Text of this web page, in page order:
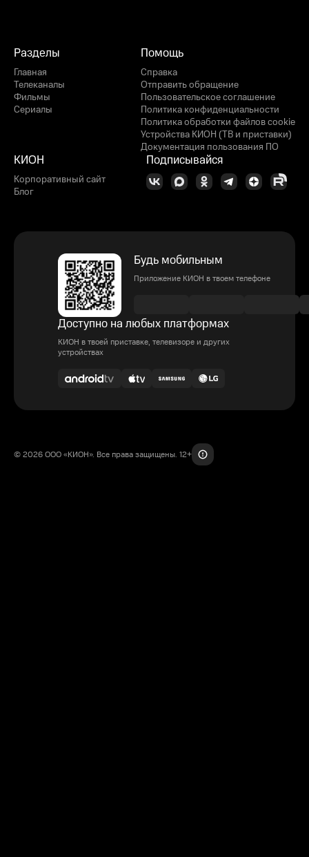
Разделы
Главная
Телеканалы
Фильмы
Сериалы
Помощь
Справка
Отправить обращение
Пользовательское соглашение
Политика конфиденциальности
Политика обработки файлов cookie
Устройства КИОН (ТВ и приставки)
Документация пользования ПО
КИОН
Корпоративный сайт
Блог
Подписывайся
Будь мобильным
Приложение КИОН в твоем телефоне
Доступно на любых платформах
КИОН в твоей приставке, телевизоре и других
устройствах
© 2026 ООО «КИОН». Все права защищены. 12+